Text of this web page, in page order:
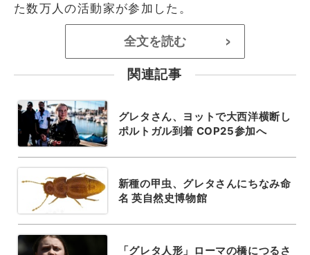
た数万人の活動家が参加した。
全文を読む >
関連記事
グレタさん、ヨットで大西洋横断し
ポルトガル到着 COP25参加へ
新種の甲虫、グレタさんにちなみ命
名 英自然史博物館
「グレタ人形」ローマの橋につるさ